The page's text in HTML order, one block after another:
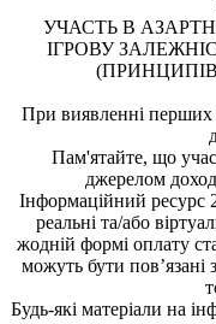
УЧАСТЬ В
ІГРОВУ
При виявленні перших
Пам'ятайте, що
джерелом
Інформаційний ресурс
реальні та/або
жодній формі оплату
можуть бути пов’язані
Будь-які матеріали на